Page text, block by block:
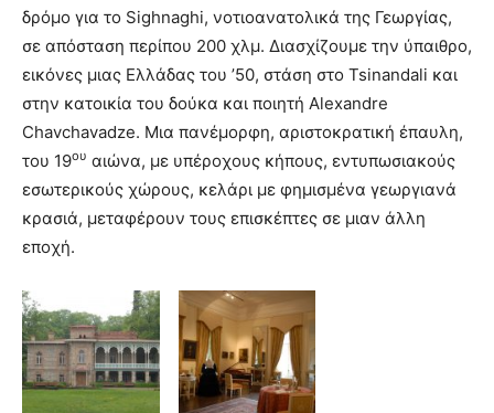
δρόμο για το Sighnaghi, νοτιοανατολικά της Γεωργίας,
σε απόσταση περίπου 200 χλμ. Διασχίζουμε την ύπαιθρο,
εικόνες μιας Ελλάδας του ’50, στάση στο Tsinandali και
στην κατοικία του δούκα και ποιητή Alexandre
Chavchavadze. Μια πανέμορφη, αριστοκρατική έπαυλη,
του 19ου αιώνα, με υπέροχους κήπους, εντυπωσιακούς
εσωτερικούς χώρους, κελάρι με φημισμένα γεωργιανά
κρασιά, μεταφέρουν τους επισκέπτες σε μιαν άλλη
εποχή.